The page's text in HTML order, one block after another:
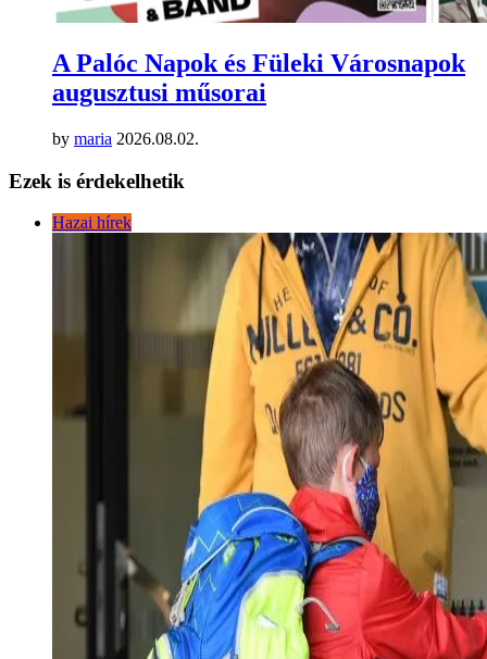
A Palóc Napok és Füleki Városnapok
augusztusi műsorai
by maria 2026.08.02.
Ezek is érdekelhetik
Hazai hírek